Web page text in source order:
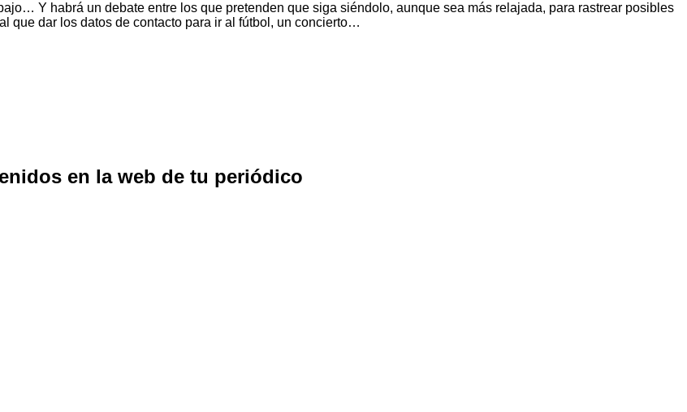
Y habrá un debate entre los que pretenden que siga siéndolo, aunque sea más relajada, para rastrear posibles
que dar los datos de contacto para ir al fútbol, un concierto…
en la web de tu periódico